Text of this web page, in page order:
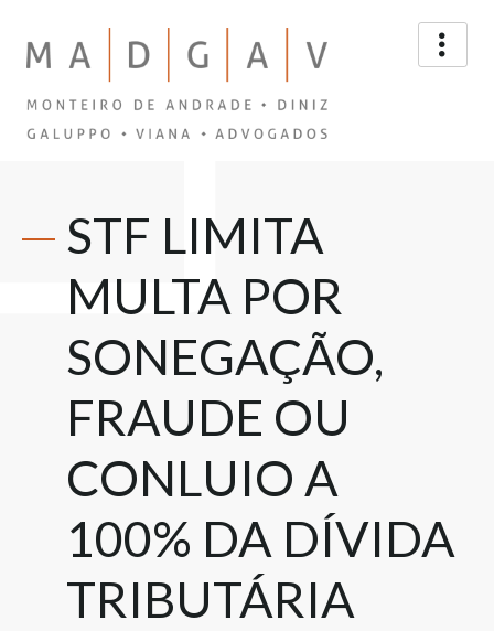
STF LIMITA
MULTA POR
SONEGAÇÃO,
FRAUDE OU
CONLUIO A
100% DA DÍVIDA
TRIBUTÁRIA